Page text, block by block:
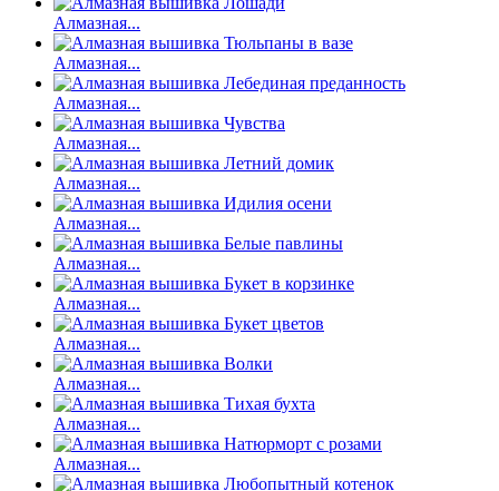
Алмазная...
Алмазная...
Алмазная...
Алмазная...
Алмазная...
Алмазная...
Алмазная...
Алмазная...
Алмазная...
Алмазная...
Алмазная...
Алмазная...